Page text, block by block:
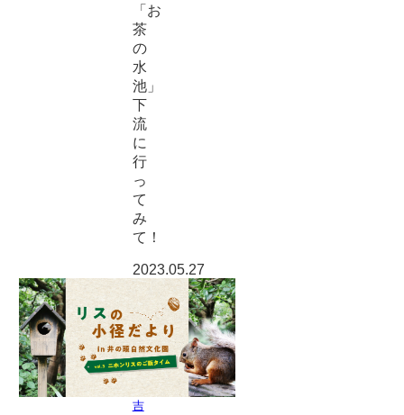
「お
茶
の
水
池」
下
流
に
行
っ
て
み
て！
2023.05.27
吉